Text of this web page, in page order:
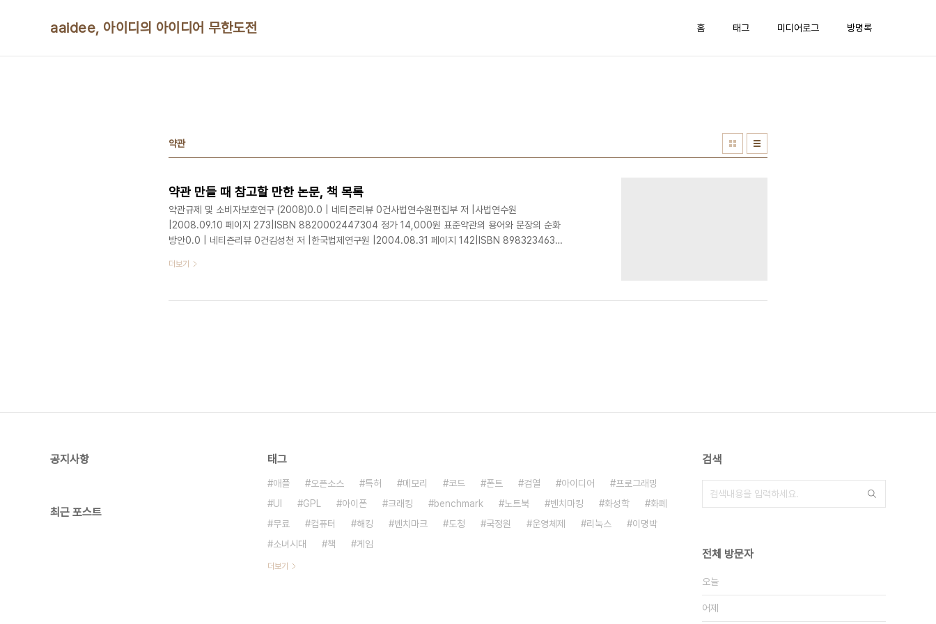
aaidee, 아이디의 아이디어 무한도전 홈 태그 미디어로그 방명록
약관
약관 만들 때 참고할 만한 논문, 책 목록
약관규제 및 소비자보호연구 (2008)0.0 | 네티즌리뷰 0건사법연수원편집부 저 |사법연수원
|2008.09.10 페이지 273|ISBN 8820002447304 정가 14,000원 표준약관의 용어와 문장의 순화
방안0.0 | 네티즌리뷰 0건김성천 저 |한국법제연구원 |2004.08.31 페이지 142|ISBN 8983234636|
건이은영 저 |박영사 |1994.06.30 페이지 860|ISBN 8910502630|도서관 소장 정보 국립중앙도서
산업정보원 |2006.02.25 페이지 1,0..
더보기
공지사항
최근 포스트
태그
애플 오픈소스 특허 메모리 코드 폰트 검열 아이디어
프로그래밍
UI
GPL 아이폰 크래킹 benchmark 노트북 벤치마킹 화성학
화폐
무료
컴퓨터 해킹 벤치마크 도청 국정원 운영체제 리눅스
이명박
소녀시대
책 게임
더보기
검색
전체 방문자
오늘
어제